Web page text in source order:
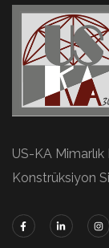
US-KA
Konstrüksiyon